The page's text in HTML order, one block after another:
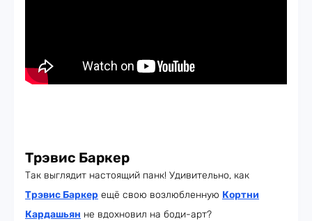
Трэвис Баркер
Так выглядит настоящий панк! Удивительно, как
Трэвис Баркер ещё свою возлюбленную Кортни
Кардашьян не вдохновил на боди-арт?